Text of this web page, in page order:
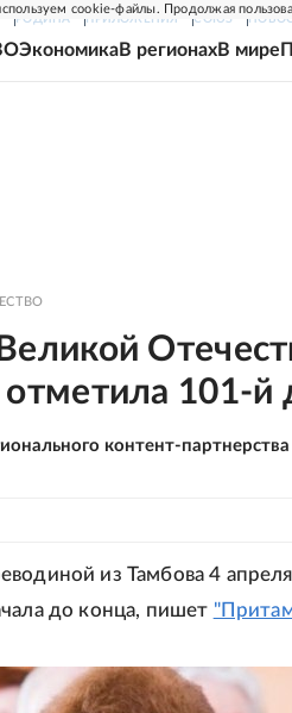
cookie-файлы. Продолжая
РОДИНА ПРИЛОЖЕНИЯ СОЮЗ
ЭкономикаВ регионахВ мире
отметила 101-й
контент-партнерства
из Тамбова 4
до конца, пишет